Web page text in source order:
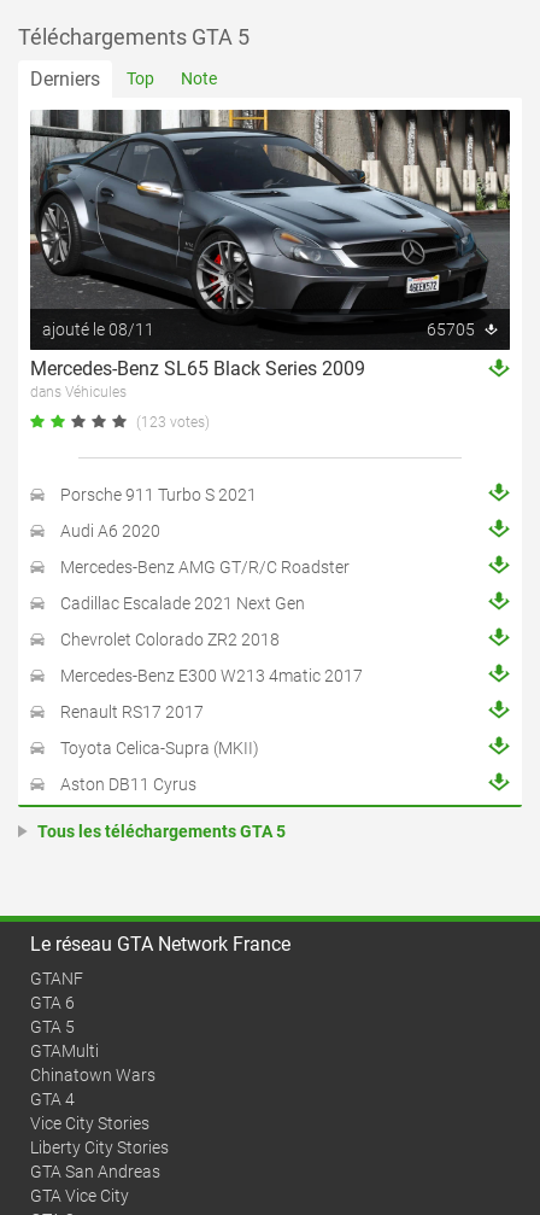
Téléchargements GTA 5
Derniers Top Note
ajouté le 08/11 65705
Mercedes-Benz SL65 Black Series 2009
dans Véhicules
(123 votes)
Porsche 911 Turbo S 2021
Audi A6 2020
Mercedes-Benz AMG GT/R/C Roadster
Cadillac Escalade 2021 Next Gen
Chevrolet Colorado ZR2 2018
Mercedes-Benz E300 W213 4matic 2017
Renault RS17 2017
Toyota Celica-Supra (MKII)
Aston DB11 Cyrus
Tous les téléchargements GTA 5
Le réseau GTA Network France
GTANF
GTA 6
GTA 5
GTAMulti
Chinatown Wars
GTA 4
Vice City Stories
Liberty City Stories
GTA San Andreas
GTA Vice City